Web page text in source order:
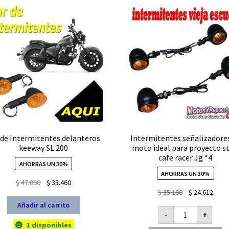
Intermitentes delanteros
keeway SL 200
AHORRAS UN 30%
$47.800
El
original
era:
$ 47.800.
$ 33.460El
es:
$ 33.460.
Añadir al carrito
1 disponibles
Intermitentes
moto ideal para proyecto
cafe racer Jg *4
AHORRAS UN 30%
$35.160
original
era:
$ 24.612El
es:
-
Intermitentes
señalizadores
de
+